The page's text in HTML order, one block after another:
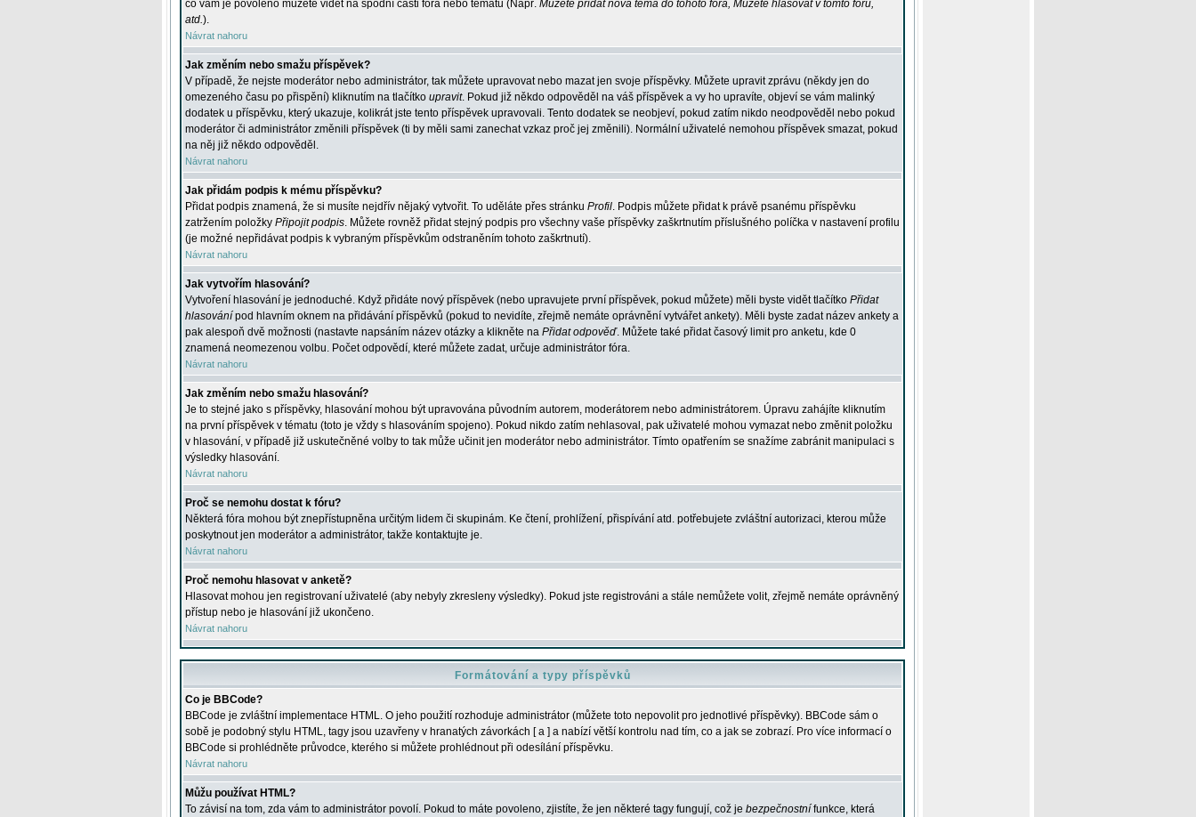
co vám je povoleno můžete vidět na spodní části fóra nebo tématu (Např. Můžete přidat nová téma do tohoto fóra, Můžete hlasovat v tomto fóru,
atd.).
Návrat nahoru
Jak změním nebo smažu příspěvek?
V případě, že nejste moderátor nebo administrátor, tak můžete upravovat nebo mazat jen svoje příspěvky. Můžete upravit zprávu (někdy jen do
omezeného času po přispění) kliknutím na tlačítko upravit. Pokud již někdo odpověděl na váš příspěvek a vy ho upravíte, objeví se vám malinký
dodatek u příspěvku, který ukazuje, kolikrát jste tento příspěvek upravovali. Tento dodatek se neobjeví, pokud zatím nikdo neodpověděl nebo pokud
moderátor či administrátor změnili příspěvek (ti by měli sami zanechat vzkaz proč jej změnili). Normální uživatelé nemohou příspěvek smazat, pokud
na něj již někdo odpověděl.
Návrat nahoru
Jak přidám podpis k mému příspěvku?
Přidat podpis znamená, že si musíte nejdřív nějaký vytvořit. To uděláte přes stránku Profil. Podpis můžete přidat k právě psanému příspěvku
zatržením položky Připojit podpis. Můžete rovněž přidat stejný podpis pro všechny vaše příspěvky zaškrtnutím příslušného políčka v nastavení profilu
(je možné nepřidávat podpis k vybraným příspěvkům odstraněním tohoto zaškrtnutí).
Návrat nahoru
Jak vytvořím hlasování?
Vytvoření hlasování je jednoduché. Když přidáte nový příspěvek (nebo upravujete první příspěvek, pokud můžete) měli byste vidět tlačítko Přidat
hlasování pod hlavním oknem na přidávání příspěvků (pokud to nevidíte, zřejmě nemáte oprávnění vytvářet ankety). Měli byste zadat název ankety a
pak alespoň dvě možnosti (nastavte napsáním název otázky a klikněte na Přidat odpověď. Můžete také přidat časový limit pro anketu, kde 0
znamená neomezenou volbu. Počet odpovědí, které můžete zadat, určuje administrátor fóra.
Návrat nahoru
Jak změním nebo smažu hlasování?
Je to stejné jako s příspěvky, hlasování mohou být upravována původním autorem, moderátorem nebo administrátorem. Úpravu zahájíte kliknutím
na první příspěvek v tématu (toto je vždy s hlasováním spojeno). Pokud nikdo zatím nehlasoval, pak uživatelé mohou vymazat nebo změnit položku
v hlasování, v případě již uskutečněné volby to tak může učinit jen moderátor nebo administrátor. Tímto opatřením se snažíme zabránit manipulaci s
výsledky hlasování.
Návrat nahoru
Proč se nemohu dostat k fóru?
Některá fóra mohou být znepřístupněna určitým lidem či skupinám. Ke čtení, prohlížení, přispívání atd. potřebujete zvláštní autorizaci, kterou může
poskytnout jen moderátor a administrátor, takže kontaktujte je.
Návrat nahoru
Proč nemohu hlasovat v anketě?
Hlasovat mohou jen registrovaní uživatelé (aby nebyly zkresleny výsledky). Pokud jste registrováni a stále nemůžete volit, zřejmě nemáte oprávněný
přístup nebo je hlasování již ukončeno.
Návrat nahoru
Formátování a typy příspěvků
Co je BBCode?
BBCode je zvláštní implementace HTML. O jeho použití rozhoduje administrátor (můžete toto nepovolit pro jednotlivé příspěvky). BBCode sám o
sobě je podobný stylu HTML, tagy jsou uzavřeny v hranatých závorkách [ a ] a nabízí větší kontrolu nad tím, co a jak se zobrazí. Pro více informací o
BBCode si prohlédněte průvodce, kterého si můžete prohlédnout při odesílání příspěvku.
Návrat nahoru
Můžu používat HTML?
To závisí na tom, zda vám to administrátor povolí. Pokud to máte povoleno, zjistíte, že jen některé tagy fungují, což je bezpečnostní funkce, která